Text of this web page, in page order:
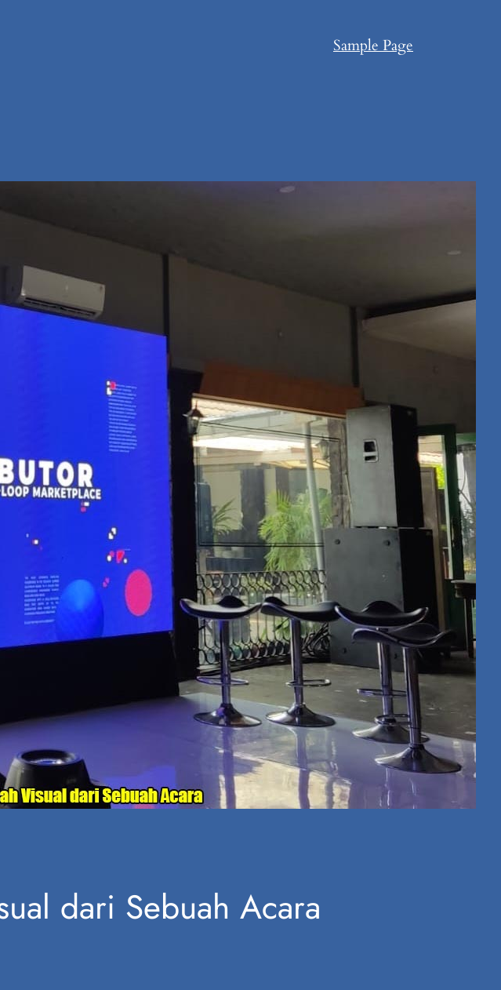
Sample Page
dari Sebuah Acara